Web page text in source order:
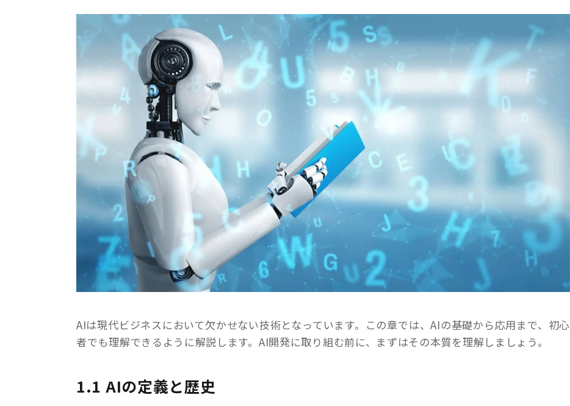
AIは現代ビジネスにおいて欠かせない技術となっています。この章では、AIの基礎から応用まで、初心
者でも理解できるように解説します。AI開発に取り組む前に、まずはその本質を理解しましょう。
1.1 AIの定義と歴史